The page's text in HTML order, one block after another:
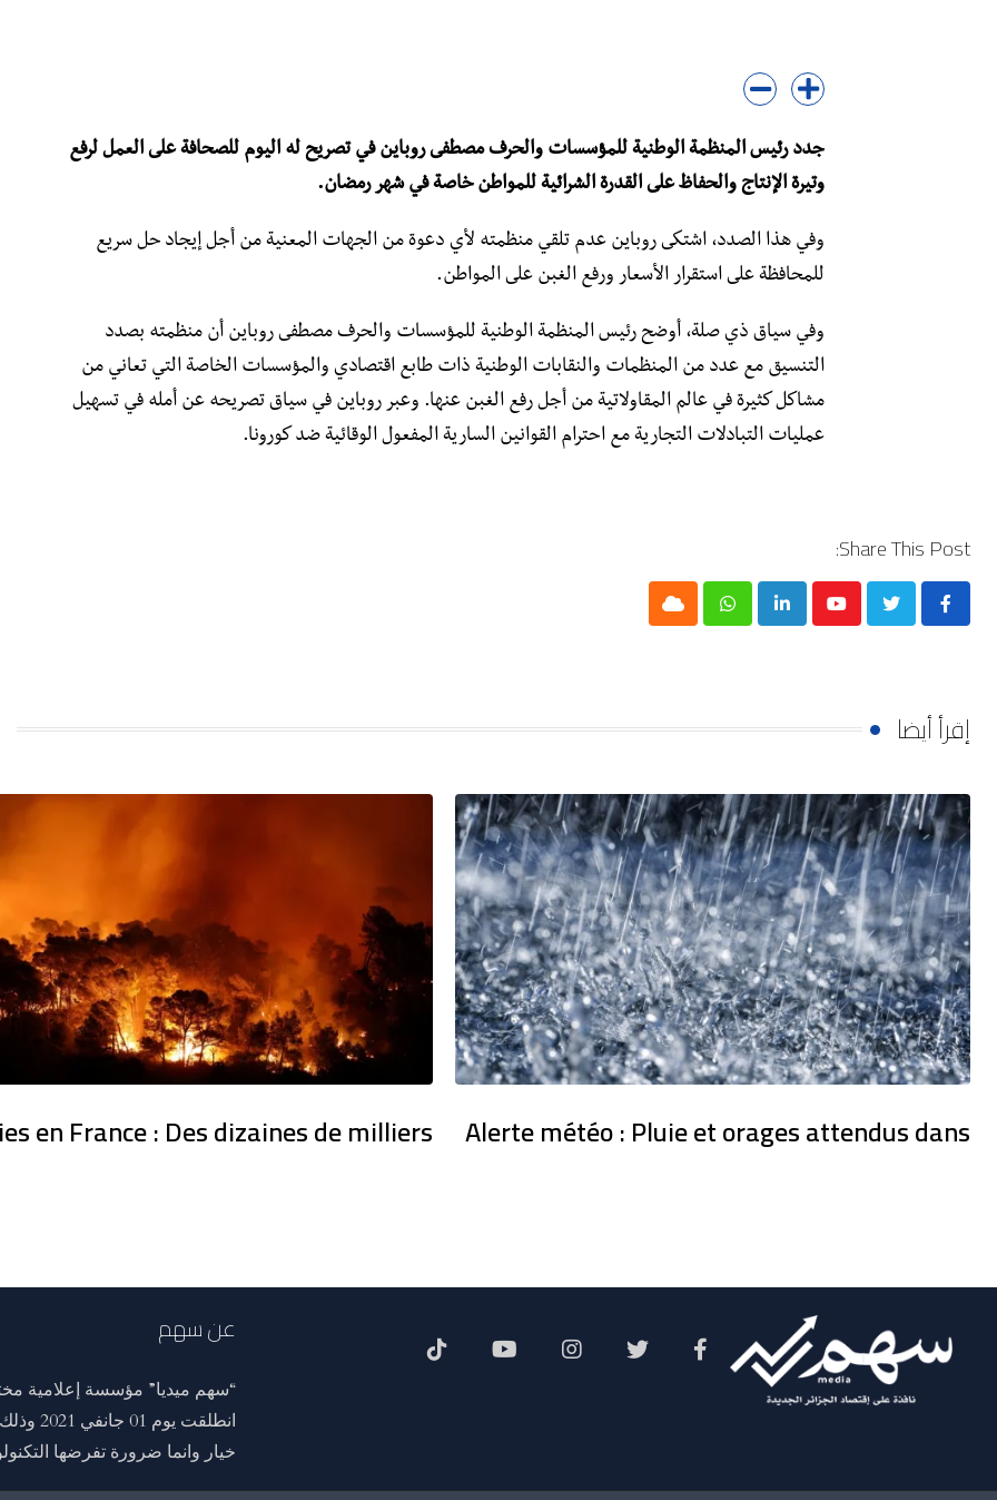
جدد رئيس المنظمة الوطنية للمؤسسات والحرف مصطفى روباين في تصريح له اليوم للصحافة على العمل لرفع
وتيرة الإنتاج والحفاظ على القدرة الشرائية للمواطن خاصة في شهر رمضان.
وفي هذا الصدد، اشتكى روباين عدم تلقي منظمته لأي دعوة من الجهات المعنية من أجل إيجاد حل سريع
للمحافظة على استقرار الأسعار ورفع الغبن على المواطن.
وفي سياق ذي صلة، أوضح رئيس المنظمة الوطنية للمؤسسات والحرف مصطفى روباين أن منظمته بصدد
التنسيق مع عدد من المنظمات والنقابات الوطنية ذات طابع اقتصادي والمؤسسات الخاصة التي تعاني من
مشاكل كثيرة في عالم المقاولاتية من أجل رفع الغبن عنها. وعبر روباين في سياق تصريحه عن أمله في تسهيل
عمليات التبادلات التجارية مع احترام القوانين السارية المفعول الوقائية ضد كورونا.
Share This Post:
Youtube
LinkedIn
Whatsapp
Cloud
إقرأ أيضا
Alerte météo : Pluie et orages attendus dans
en France : Des dizaines de milliers
Social Menu
عن سهم
“سهم ميديا” مؤسسة إعلامية
خيار وانما ضرورة تفرضها